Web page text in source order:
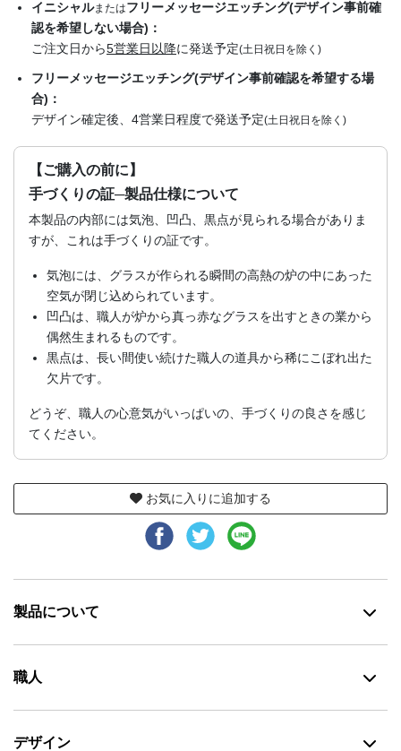
イニシャルまたはフリーメッセージエッチング(デザイン事前確
認を希望しない場合)：
ご注文日から5営業日以降に発送予定(土日祝日を除く)
フリーメッセージエッチング(デザイン事前確認を希望する場
合)：
デザイン確定後、4営業日程度で発送予定(土日祝日を除く)
【ご購入の前に】
手づくりの証─製品仕様について
本製品の内部には気泡、凹凸、黒点が見られる場合がありま
すが、これは手づくりの証です。
気泡には、グラスが作られる瞬間の高熱の炉の中にあった
空気が閉じ込められています。
凹凸は、職人が炉から真っ赤なグラスを出すときの業から
偶然生まれるものです。
黒点は、長い間使い続けた職人の道具から稀にこぼれ出た
欠片です。
どうぞ、職人の心意気がいっぱいの、手づくりの良さを感じ
てください。
お気に入りに追加する
製品について
職人
デザイン